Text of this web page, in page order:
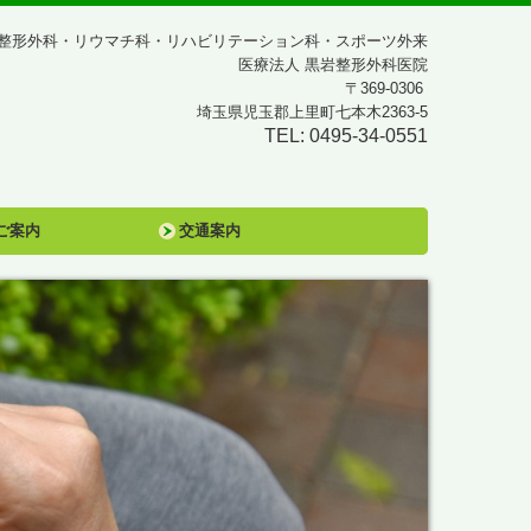
形外科・リウマチ科・リハビリテーション科・スポーツ外来
医療法人 黒岩整形外科医院
〒369-0306
埼玉県児玉郡上里町七本木2363-5
TEL: 0495-34-0551
案内 交通案内